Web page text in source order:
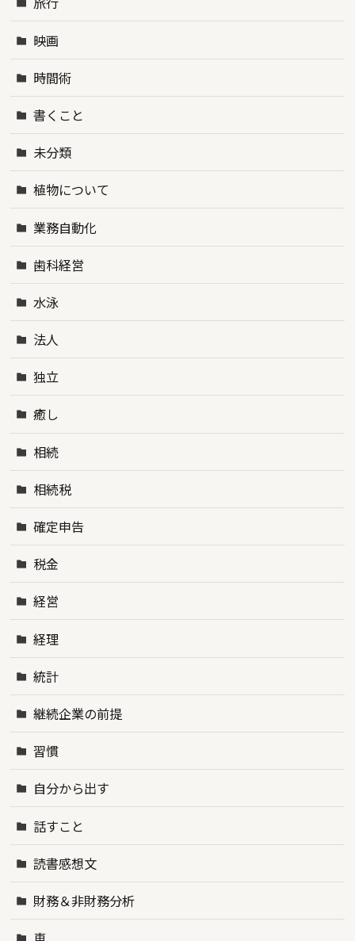
映画
時間術
書くこと
未分類
植物について
業務自動化
歯科経営
水泳
法人
独立
癒し
相続
相続税
確定申告
税金
経営
経理
統計
継続企業の前提
習慣
自分から出す
話すこと
読書感想文
財務＆非財務分析